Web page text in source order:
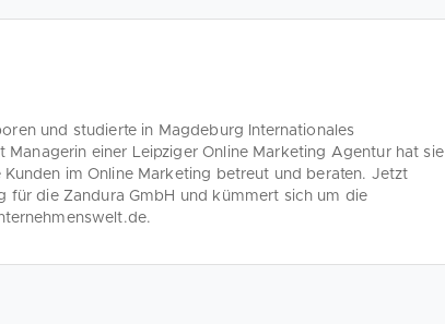
und studierte in Magdeburg Internationales
Managerin einer Leipziger Online Marketing Agentur hat sie
Kunden im Online Marketing betreut und beraten. Jetzt
für die Zandura GmbH und kümmert sich um die